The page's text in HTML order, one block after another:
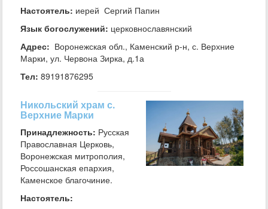
Настоятель: иерей Сергий Папин
Язык богослужений: церковнославянский
Адрес: Воронежская обл., Каменский р-н, с. Верхние
Марки, ул. Червона Зирка, д.1а
Тел: 89191876295
Никольский храм с.
Верхние Марки
Принадлежность: Русская
Православная Церковь,
Воронежская митрополия,
Россошанская епархия,
Каменское благочиние.
Настоятель: